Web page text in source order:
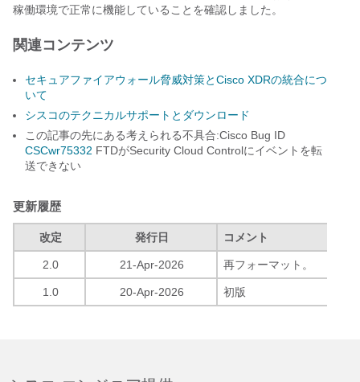
稼働環境で正常に機能していることを確認しました。
関連コンテンツ
セキュアファイアウォール脅威対策とCisco XDRの統合につ
いて
シスコのテクニカルサポートとダウンロード
この記事の先にある考えられる不具合:Cisco Bug ID
CSCwr75332 FTDがSecurity Cloud Controlにイベントを転
送できない
更新履歴
改定 発行日 コメント
2.0 21-Apr-2026 再フォーマット。
1.0 20-Apr-2026 初版